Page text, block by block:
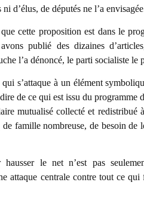
d’élus, de députés ne l’a
cette proposition est dans le
publié des dizaines
l’a dénoncé, le parti socialiste le
s’attaque à un élément
de ce qui est issu du
mutualisé collecté et redistribué
de famille nombreuse, de besoin de
le net n’est pas
attaque centrale contre tout ce